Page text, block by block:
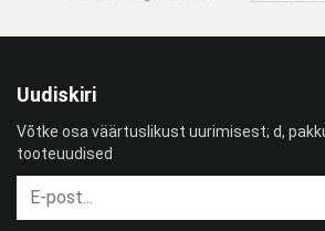
Uudiskiri
Võtke osa väärtuslikust uurimisest; d,
tooteuudised